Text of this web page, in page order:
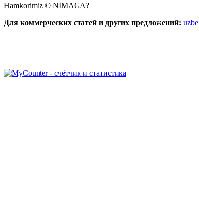
Hamkorimiz © NIMAGA?
Для коммерческих статей и других предложений: